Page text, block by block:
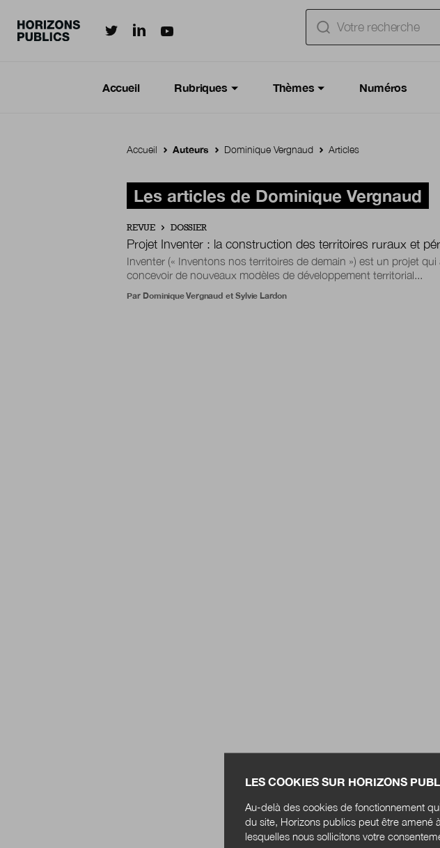
Horizonspublics.fr sur Twitter
Horizonspublics.fr sur LinkedIn
Horizonspublics.fr sur Youtube
Accueil Rubriques Thèmes Numéros
Accueil Auteurs Dominique Vergnaud Articles
Les articles de Dominique Vergnaud
REVUE DOSSIER
Projet Inventer : la construction des territoires ruraux et
Inventer (« Inventons nos territoires de demain ») est un projet
concevoir de nouveaux modèles de développement territorial...
Par Dominique Vergnaud et Sylvie Lardon
LES COOKIES SUR HORIZONS
Au-delà des cookies de fonctionnement
du site, Horizons publics peut être amené
lesquelles nous sollicitons votre